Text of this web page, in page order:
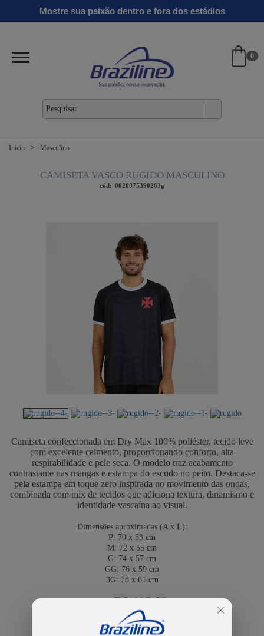
Mostre sua paixão dentro e fora dos estádios
Clássicos
Linha
Gold
Verão
0
Inicio Masculino
CAMISETA VASCO RUGIDO MASCULINO
cód: 0020075390263g
Camiseta confeccionada em Dry Max 100% poliéster, tecido leve
com excelente caimento, proporcionando conforto, alta
respirabilidade e pele seca. O modelo traz acabamento
contrastante nas mangas e estampa do escudo no peito. Destaca-se
pela estampa em toque zero inspirada no movimento das ondas,
combinada com mix de tecidos que adiciona textura, dinamismo e
identidade vascaína ao visual.
Dimensões aproximadas (A x L):
P: 70 x 53 cm
M: 72 x 55 cm
G: 74 x 57 cm
GG: 76 x 59 cm
3G: 78 x 61 cm
R$ 119,90
R$ 59,95